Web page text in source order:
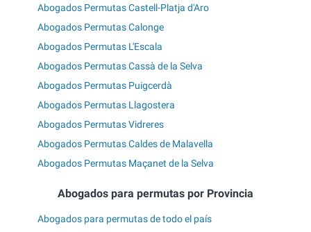
Abogados Permutas Castell-Platja d'Aro
Abogados Permutas Calonge
Abogados Permutas L'Escala
Abogados Permutas Cassà de la Selva
Abogados Permutas Puigcerdà
Abogados Permutas Llagostera
Abogados Permutas Vidreres
Abogados Permutas Caldes de Malavella
Abogados Permutas Maçanet de la Selva
Abogados para permutas por Provincia
Abogados para permutas de todo el país